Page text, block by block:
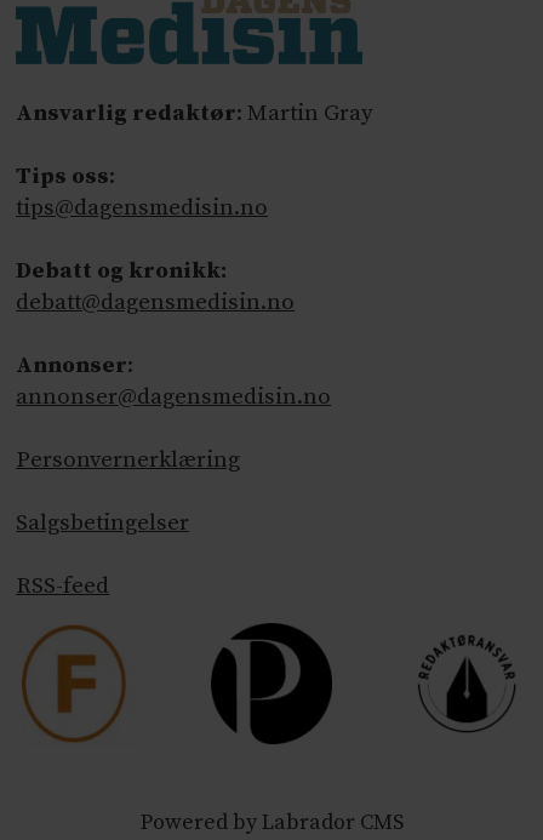
Ansvarlig redaktør: Martin Gray
Tips oss:
tips@dagensmedisin.no
Debatt og kronikk:
debatt@dagensmedisin.no
Annonser:
annonser@dagensmedisin.no
Personvernerklæring
Salgsbetingelser
RSS-feed
Powered by Labrador CMS